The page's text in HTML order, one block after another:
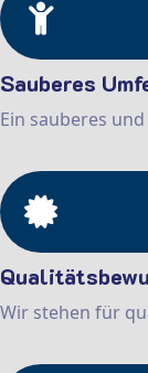
Sauberes
Ein sauberes
Wir stehen für